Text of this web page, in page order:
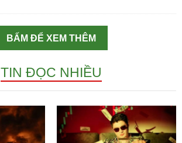
BẤM ĐỂ XEM THÊM
TIN ĐỌC NHIỀU